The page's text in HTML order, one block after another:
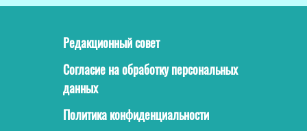
Редакционный совет
Согласие на обработку персональных
данных
Политика конфиденциальности